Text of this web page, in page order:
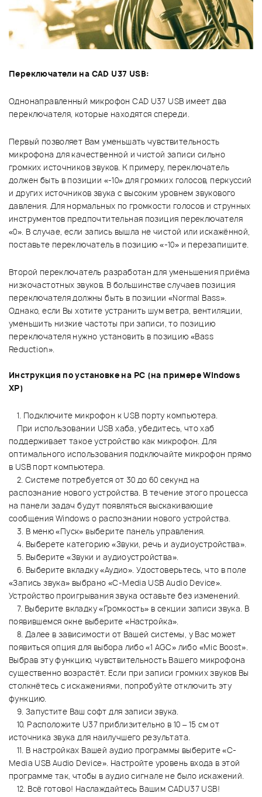
Переключатели на CAD U37 USB:
Однонаправленный микрофон CAD U37 USB имеет два
переключателя, которые находятся спереди.
Первый позволяет Вам уменьшать чувствительность
микрофона для качественной и чистой записи сильно
громких источников звуков. К примеру, переключатель
должен быть в позиции «-10» для громких голосов, перкуссий
и других источников звука с высоким уровнем звукового
давления. Для нормальных по громкости голосов и струнных
инструментов предпочтительная позиция переключателя
«0». В случае, если запись вышла не чистой или искажённой,
поставьте переключатель в позицию «-10» и перезапишите.
Второй переключатель разработан для уменьшения приёма
низкочастотных звуков. В большинстве случаев позиция
переключателя должны быть в позиции «Normal Bass».
Однако, если Вы хотите устранить шум ветра, вентиляции,
уменьшить низкие частоты при записи, то позицию
переключателя нужно установить в позицию «Bass
Reduction».
Инструкция по установке на PC (на примере Windows
XP)
1. Подключите микрофон к USB порту компьютера.
При использовании USB хаба, убедитесь, что хаб
поддерживает такое устройство как микрофон. Для
оптимального использования подключайте микрофон прямо
в USB порт компьютера.
2. Системе потребуется от 30 до 60 секунд на
распознание нового устройства. В течение этого процесса
на панели задач будут появляться выскакивающие
сообщения Windows о распознании нового устройства.
3. В меню «Пуск» выберите панель управления.
4. Выберете категорию «Звуки, речь и аудиоустройства».
5. Выберите «Звуки и аудиоустройства».
6. Выберите вкладку «Аудио». Удостоверьтесь, что в поле
«Запись звука» выбрано «C-Media USB Audio Device».
Устройство проигрывания звука оставьте без изменений.
7. Выберите вкладку «Громкость» в секции записи звука. В
появившемся окне выберите «Настройка».
8. Далее в зависимости от Вашей системы, у Вас может
появиться опция для выбора либо «1 AGC» либо «Mic Boost».
Выбрав эту функцию, чувствительность Вашего микрофона
существенно возрастёт. Если при записи громких звуков Вы
столкнётесь с искажениями, попробуйте отключить эту
функцию.
9. Запустите Ваш софт для записи звука.
10. Расположите U37 приблизительно в 10 – 15 см от
источника звука для наилучшего результата.
11. В настройках Вашей аудио программы выберите «C-
Media USB Audio Device». Настройте уровень входа в этой
программе так, чтобы в аудио сигнале не было искажений.
12. Всё готово! Наслаждайтесь Вашим CADU37 USB!